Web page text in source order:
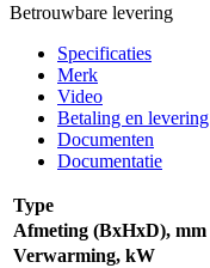
Betrouwbare levering
Specificaties
Merk
Video
Betaling en levering
Documenten
Documentatie
Type
Afmeting (BxHxD), mm
Verwarming, kW